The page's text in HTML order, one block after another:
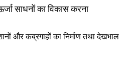
साधनों का विकासकरना
औरकब्रगाहों का निर्माण तथा देखभाल